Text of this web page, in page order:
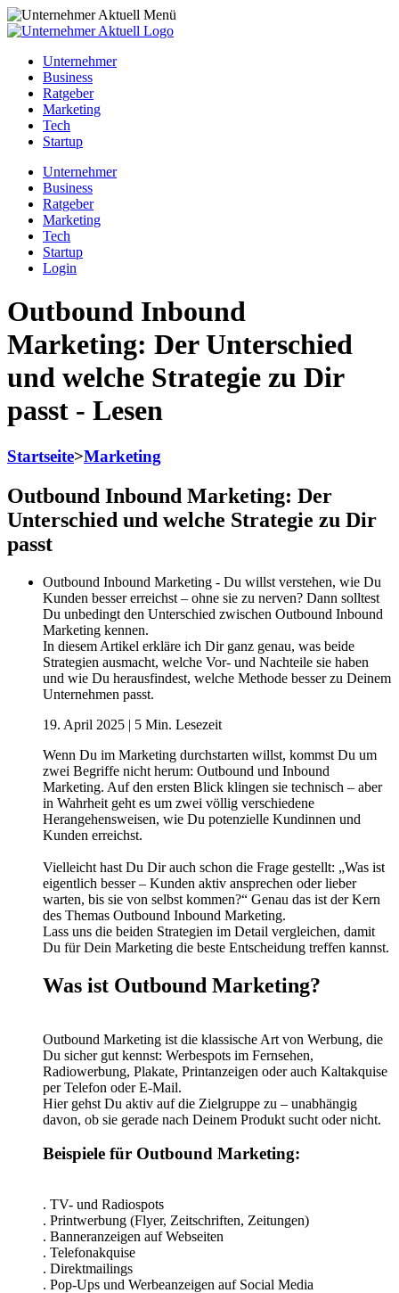
Unternehmer
Business
Ratgeber
Marketing
Tech
Startup
Unternehmer
Business
Ratgeber
Marketing
Tech
Startup
Login
Outbound Inbound
Marketing: Der Unterschied
und welche Strategie zu Dir
passt - Lesen
Startseite>Marketing
Outbound Inbound Marketing: Der
Unterschied und welche Strategie zu Dir
passt
Outbound Inbound Marketing - Du willst verstehen, wie Du
Kunden besser erreichst – ohne sie zu nerven? Dann solltest
Du unbedingt den Unterschied zwischen Outbound Inbound
Marketing kennen.
In diesem Artikel erkläre ich Dir ganz genau, was beide
Strategien ausmacht, welche Vor- und Nachteile sie haben
und wie Du herausfindest, welche Methode besser zu Deinem
Unternehmen passt.
19. April 2025 | 5 Min. Lesezeit
Wenn Du im Marketing durchstarten willst, kommst Du um
zwei Begriffe nicht herum: Outbound und Inbound
Marketing. Auf den ersten Blick klingen sie technisch – aber
in Wahrheit geht es um zwei völlig verschiedene
Herangehensweisen, wie Du potenzielle Kundinnen und
Kunden erreichst.
Vielleicht hast Du Dir auch schon die Frage gestellt: „Was ist
eigentlich besser – Kunden aktiv ansprechen oder lieber
warten, bis sie von selbst kommen?“ Genau das ist der Kern
des Themas Outbound Inbound Marketing.
Lass uns die beiden Strategien im Detail vergleichen, damit
Du für Dein Marketing die beste Entscheidung treffen kannst.
Was ist Outbound Marketing?
Outbound Marketing ist die klassische Art von Werbung, die
Du sicher gut kennst: Werbespots im Fernsehen,
Radiowerbung, Plakate, Printanzeigen oder auch Kaltakquise
per Telefon oder E-Mail.
Hier gehst Du aktiv auf die Zielgruppe zu – unabhängig
davon, ob sie gerade nach Deinem Produkt sucht oder nicht.
Beispiele für Outbound Marketing:
. TV- und Radiospots
. Printwerbung (Flyer, Zeitschriften, Zeitungen)
. Banneranzeigen auf Webseiten
. Telefonakquise
. Direktmailings
. Pop-Ups und Werbeanzeigen auf Social Media